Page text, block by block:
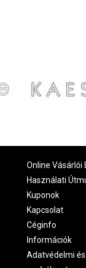
Online Vásárlói
Használati
Kuponok
Kapcsolat
Céginfo
Információk
Adatvédelmi